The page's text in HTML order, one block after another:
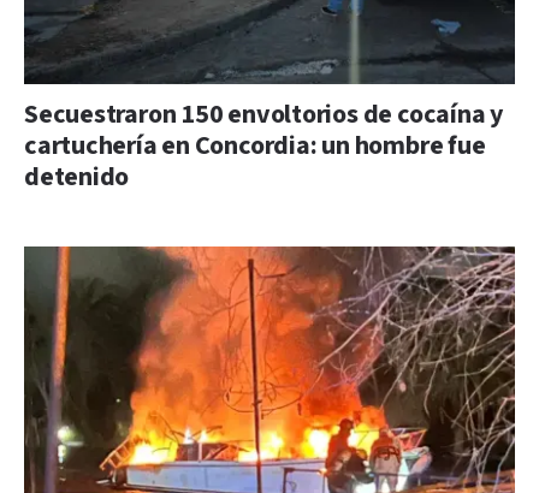
Secuestraron 150 envoltorios de cocaína y
cartuchería en Concordia: un hombre fue
detenido